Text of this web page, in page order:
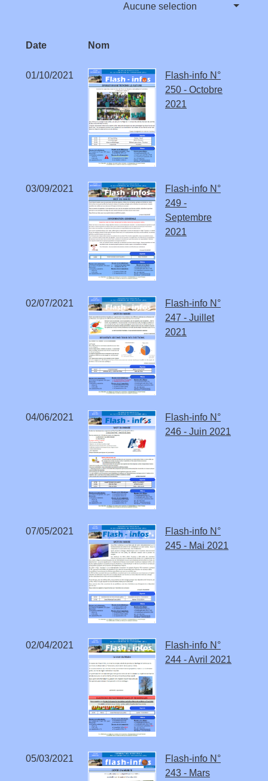
Aucune selection
Date Nom
01/10/2021
Flash-info N°
250 - Octobre
2021
03/09/2021
Flash-info N°
249 -
Septembre
2021
02/07/2021
Flash-info N°
247 - Juillet
2021
04/06/2021
Flash-info N°
246 - Juin 2021
07/05/2021
Flash-info N°
245 - Mai 2021
02/04/2021
Flash-info N°
244 - Avril 2021
05/03/2021
Flash-info N°
243 - Mars